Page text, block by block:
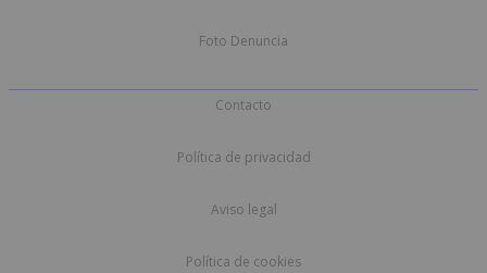
Foto Denuncia
Contacto
Política de privacidad
Aviso legal
Política de cookies